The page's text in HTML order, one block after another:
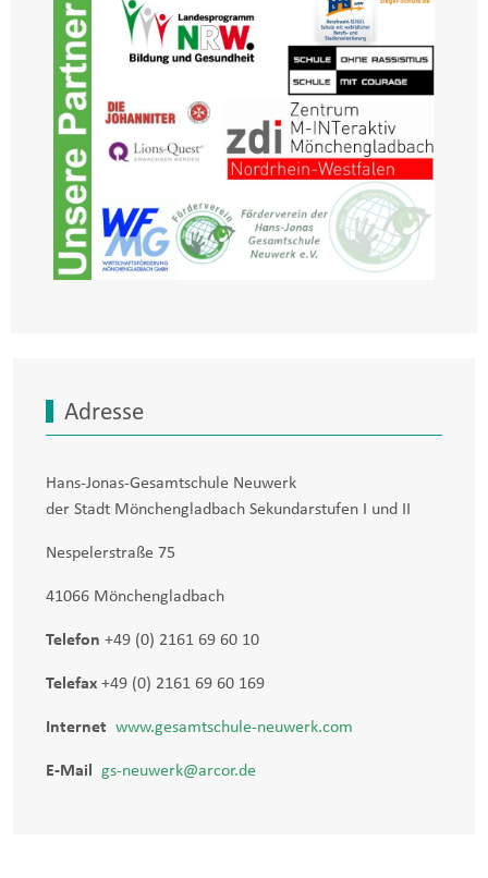
Adresse
Hans-Jonas-Gesamtschule Neuwerk
der Stadt Mönchengladbach Sekundarstufen I und II
Nespelerstraße 75
41066 Mönchengladbach
Telefon +49 (0) 2161 69 60 10
Telefax +49 (0) 2161 69 60 169
Internet www.gesamtschule-neuwerk.com
E-Mail gs-neuwerk@arcor.de